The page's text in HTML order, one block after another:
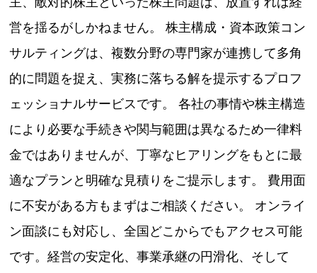
営を揺るがしかねません。 株主構成・資本政策コン
サルティングは、複数分野の専門家が連携して多角
的に問題を捉え、実務に落ちる解を提示するプロフ
ェッショナルサービスです。 各社の事情や株主構造
により必要な手続きや関与範囲は異なるため一律料
金ではありませんが、丁寧なヒアリングをもとに最
適なプランと明確な見積りをご提示します。 費用面
に不安がある方もまずはご相談ください。 オンライ
ン面談にも対応し、全国どこからでもアクセス可能
です。経営の安定化、事業承継の円滑化、そして